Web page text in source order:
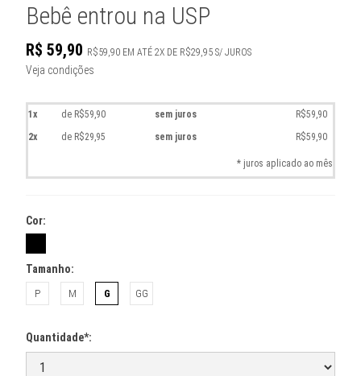
Bebê entrou na USP
R$ 59,90 R$59,90 EM ATÉ 2X DE R$29,95 S/ JUROS
Veja condições
1x de R$59,90 sem juros
R$59,90
2x
de R$29,95 sem juros R$59,90
* juros aplicado ao mês
Cor:
Tamanho:
P M G GG
Quantidade*: